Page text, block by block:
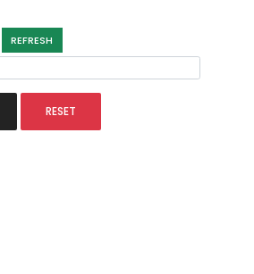
REFRESH